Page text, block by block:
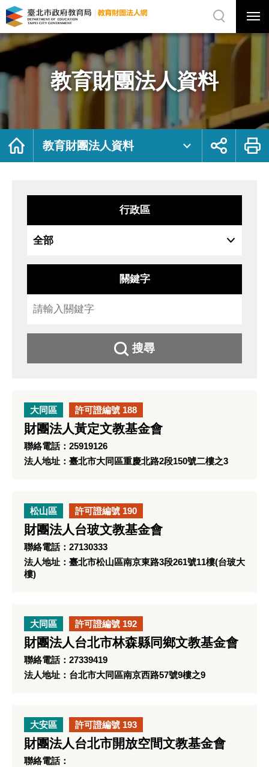
教
育
團
資
料
府
局
法
網
站
選
選
單
關
網
站
尋
教育財團法人資料
首
教育財團法人資料
展
鈕
列
行政區
關鍵字
搜尋
大同區 許可證編號 188
財團法人黃定文教基金會
聯絡電話：25919126
法人地址：臺北市大同區重慶北路2段150號二樓之3
松山區 許可證編號 190
財團法人台玻文教基金會
聯絡電話：27130333
法人地址：臺北市松山區南京東路3段261號11樓(台玻大
樓)
大同區 許可證編號 192
財團法人台北市林森縣同鄉文教基金會
聯絡電話：27339419
法人地址：台北市大同區南京西路57號9樓之9
大安區 許可證編號 193
財團法人台北市開放空間文教基金會
聯絡電話：